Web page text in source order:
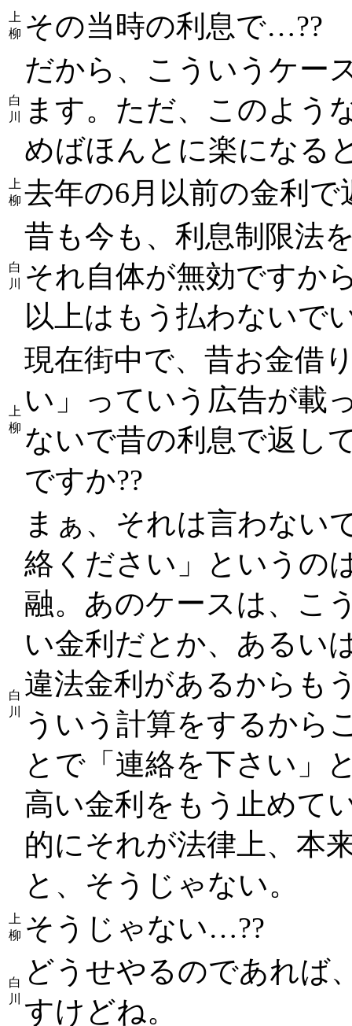
上
柳 その当時の利息で…??
白
川
だから、こういうケー
ます。ただ、このよう
めばほんとに楽になる
上
柳 去年の6月以前の金利
白
川
昔も今も、利息制限法
それ自体が無効ですか
以上はもう払わないで
上
柳
現在街中で、昔お金借
い」っていう広告が載
ないで昔の利息で返し
ですか??
白
川
まぁ、それは言わない
絡ください」というの
融。あのケースは、こ
い金利だとか、あるい
違法金利があるからも
ういう計算をするから
とで「連絡を下さい」
高い金利をもう止めて
的にそれが法律上、本
と、そうじゃない。
上
柳 そうじゃない…??
白
川
どうせやるのであれば
すけどね。